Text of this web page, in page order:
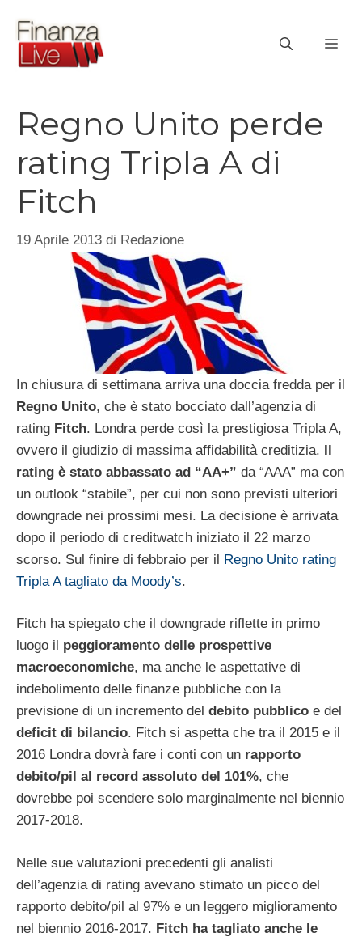
contenuto
Regno Unito perde
rating Tripla A di
Fitch
19 Aprile 2013 di Redazione
In chiusura di settimana arriva una doccia fredda per il
Regno Unito, che è stato bocciato dall’agenzia di
rating Fitch. Londra perde così la prestigiosa Tripla A,
ovvero il giudizio di massima affidabilità creditizia. Il
rating è stato abbassato ad “AA+” da “AAA” ma con
un outlook “stabile”, per cui non sono previsti ulteriori
downgrade nei prossimi mesi. La decisione è arrivata
dopo il periodo di creditwatch iniziato il 22 marzo
scorso. Sul finire di febbraio per il Regno Unito rating
Tripla A tagliato da Moody’s.
Fitch ha spiegato che il downgrade riflette in primo
luogo il peggioramento delle prospettive
macroeconomiche, ma anche le aspettative di
indebolimento delle finanze pubbliche con la
previsione di un incremento del debito pubblico e del
deficit di bilancio. Fitch si aspetta che tra il 2015 e il
2016 Londra dovrà fare i conti con un rapporto
debito/pil al record assoluto del 101%, che
dovrebbe poi scendere solo marginalmente nel biennio
2017-2018.
Nelle sue valutazioni precedenti gli analisti
dell’agenzia di rating avevano stimato un picco del
rapporto debito/pil al 97% e un leggero miglioramento
nel biennio 2016-2017. Fitch ha tagliato anche le